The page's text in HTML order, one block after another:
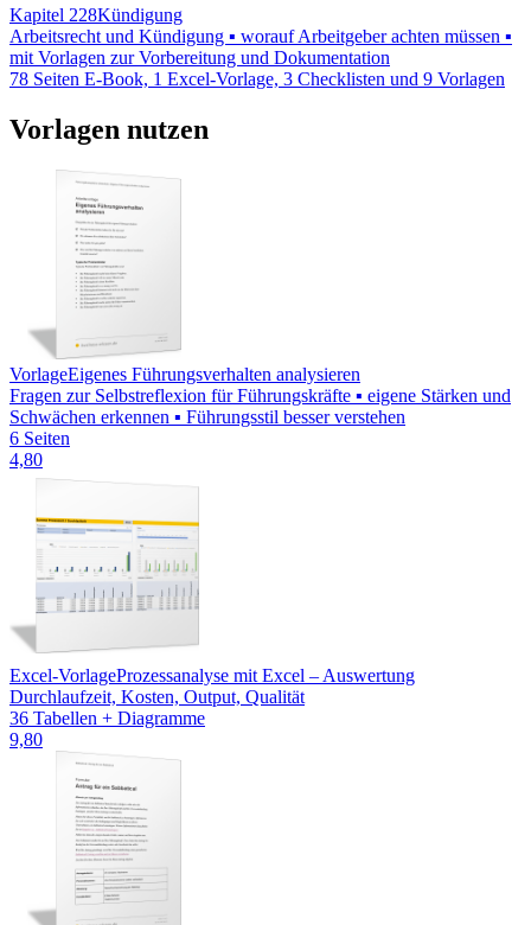
Kapitel 228Kündigung
Arbeitsrecht und Kündigung ▪ worauf Arbeitgeber achten müssen ▪
mit Vorlagen zur Vorbereitung und Dokumentation
78 Seiten E-Book, 1 Excel-Vorlage, 3 Checklisten und 9 Vorlagen
Vorlagen nutzen
VorlageEigenes Führungsverhalten analysieren
Fragen zur Selbstreflexion für Führungskräfte ▪ eigene Stärken und
Schwächen erkennen ▪ Führungsstil besser verstehen
6 Seiten
4,80
Excel-VorlageProzessanalyse mit Excel – Auswertung
Durchlaufzeit, Kosten, Output, Qualität
36 Tabellen + Diagramme
9,80